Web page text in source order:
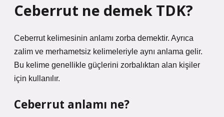
Ceberrut ne demek TDK?
Ceberrut kelimesinin anlamı zorba demektir. Ayrıca
zalim ve merhametsiz kelimeleriyle aynı anlama gelir.
Bu kelime genellikle güçlerini zorbalıktan alan kişiler
için kullanılır.
Ceberrut anlamı ne?